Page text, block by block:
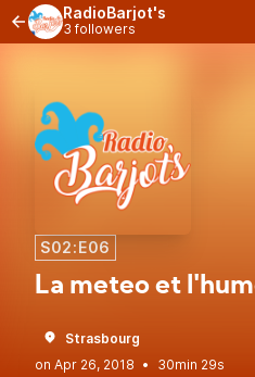
RadioBarjot's
3 followers
S02:E06
La meteo et
Strasbourg
•
30min 29s